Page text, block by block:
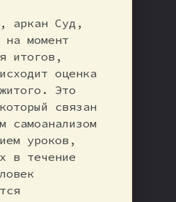
аркан Суд,
на момент
итогов,
оценка
Это
связан
самоанализом
уроков,
в течение